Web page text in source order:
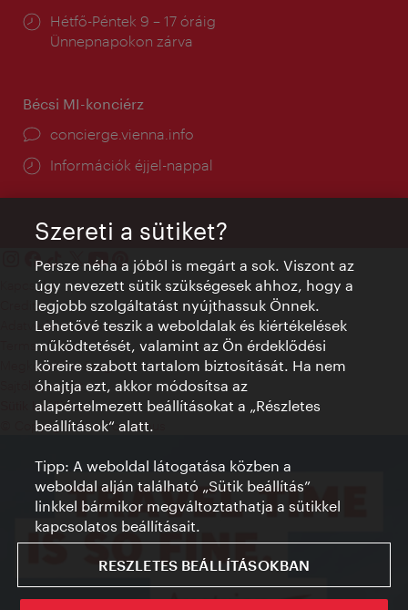
Nyitva
tartás:
Hétfő-Péntek 9 – 17 óráig
Ünnepnapokon zárva
Bécsi MI-konciérz
concierge.vienna.info
Információk éjjel-nappal
Kapcsolat
Credits
Adatvédelmi nyilatkozat
Terms of Use
Megközelíthetőség
Sajtókapcsolat
Sütik beállítása
© Copyright WienTourismus
Szereti a sütiket?
Persze néha a jóból is megárt a sok. Viszont az
úgy nevezett sütik szükségesek ahhoz, hogy a
legjobb szolgáltatást nyújthassuk Önnek.
Lehetővé teszik a weboldalak és kiértékelések
működtetését, valamint az Ön érdeklődési
köreire szabott tartalom biztosítását. Ha nem
óhajtja ezt, akkor módosítsa az
alapértelmezett beállításokat a „Részletes
beállítások“ alatt.
Tipp: A weboldal látogatása közben a
weboldal alján található „Sütik beállítás”
linkkel bármikor megváltoztathatja a sütikkel
kapcsolatos beállításait.
RESZLETES BEÁLLÍTÁSOKBAN